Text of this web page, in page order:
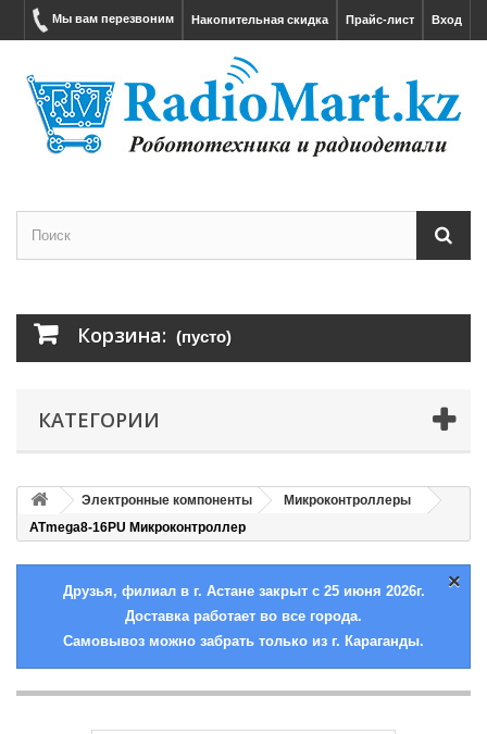
Вход
Прайс-лист
Накопительная скидка
Мы вам перезвоним
Корзина: (пусто)
КАТЕГОРИИ
Электронные компоненты
Микроконтроллеры
ATmega8-16PU Микроконтроллер
×
Друзья, филиал в г. Астане закрыт с 25 июня 2026г.
Доставка работает во все города.
Самовывоз можно забрать только из г. Караганды.